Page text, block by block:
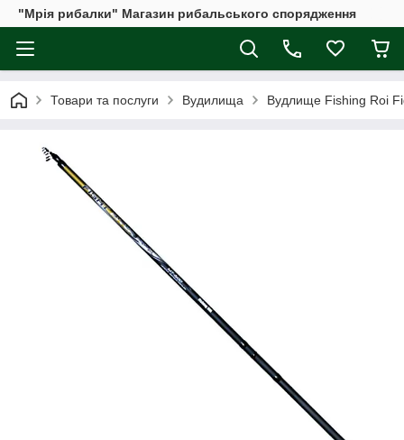
"Мрія рибалки" Магазин рибальського спорядження
Товари та послуги Вудилища Вудлище Fishing Roi